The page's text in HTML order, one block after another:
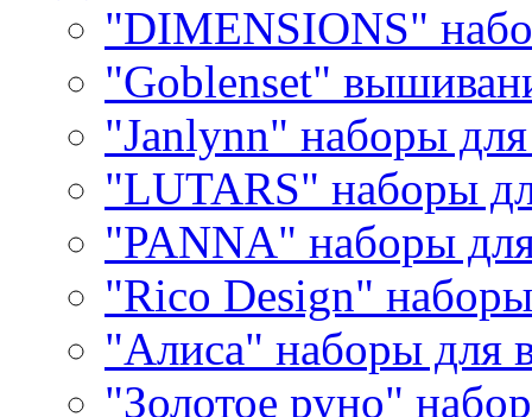
"DIMENSIONS"
"Goblenset"
"Janlynn" наборы
"LUTARS" наборы
"PANNA" наборы
"Rico Design"
"Алиса" наборы для
"Золотое руно"